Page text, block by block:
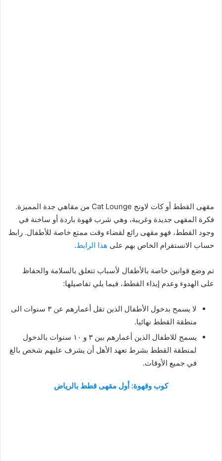
مقهى القطط أو كات لاونج Cat Lounge من مقاهي جدة المميزة.
فكرة المقهى جديدة وغريبة، وهي شرب قهوة باردة أو ساخنة في
وجود القطط، فهو مقهى رائع لقضاء وقت ممتع خاصة للأطفال. رابط
حساب الانستقرام الخاص بهم على هذا الرابط.
تم وضع قوانين خاصة بالأطفال لأسباب تتعلق بالسلامة والحفاظ
على الهدوء وعدم إيذاء القطط، فيما يلي تفاصيلها:
لا يسمح بدخول الأطفال الذين تقل أعمارهم عن ٣ سنوات الى
منطقة القطط نهائيا.
يسمح للاطفال الذين أعمارهم بين ٣ و ١٠ سنوات بالدخول
لمنطقة القطط بشرط تعهد الأهل أن يشرف عليهم شخص بالغ
في جميع الأوقات.
كوب وقهوة: أول مقهى قطط بالرياض